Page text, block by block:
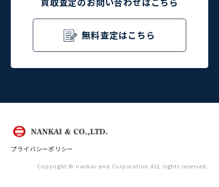
無料査定はこちら
プライバシーポリシー
Copyright © nankai-and Corporation ALL rights reserved.